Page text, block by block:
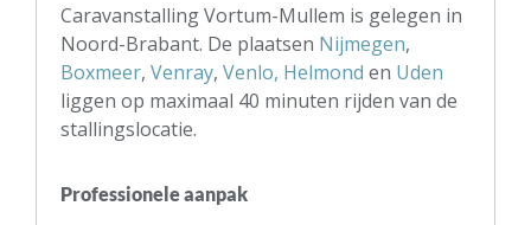
Caravanstalling Vortum-Mullem is gelegen in
Noord-Brabant. De plaatsen Nijmegen,
Boxmeer, Venray, Venlo, Helmond en Uden
liggen op maximaal 40 minuten rijden van de
stallingslocatie.
Professionele aanpak